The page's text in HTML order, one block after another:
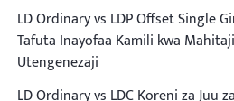
LD Ordinary vs LDP Offset Single
Tafuta Inayofaa Kamili kwa
Utengenezaji
LD Ordinary vs LDC Koreni za Juu